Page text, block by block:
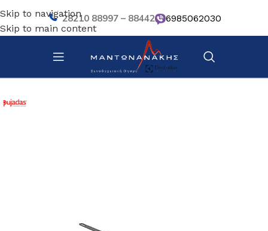
Skip to navigation
Skip to main content
28210 88997 – 88442 6985062030
Αρχική σελίδα/